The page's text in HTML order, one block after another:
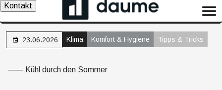
Kontakt
23.06.2026 Klima Komfort & Hygiene Tipps & Tricks
⸺ Kühl durch den Sommer